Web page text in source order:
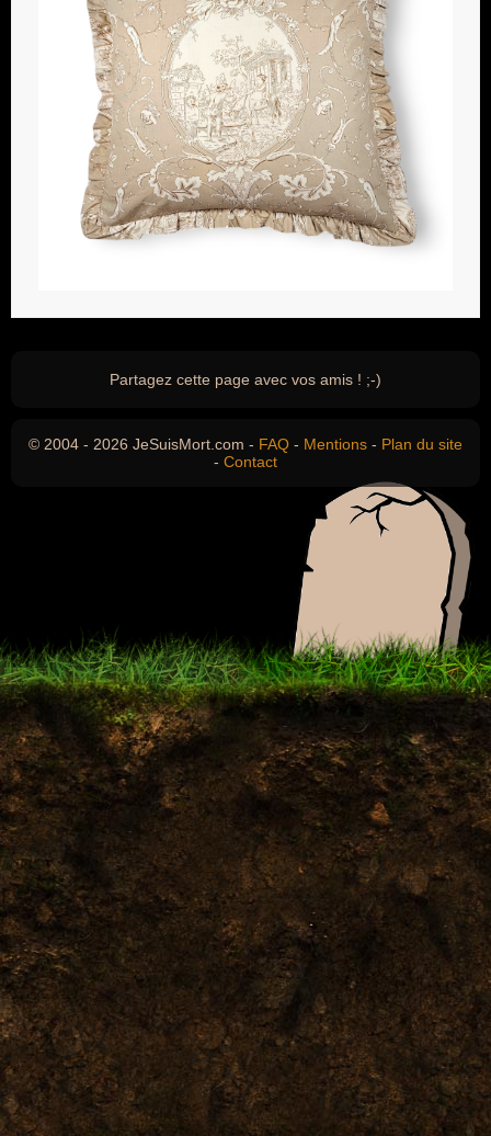
Partagez cette page avec vos amis ! ;-)
© 2004 - 2026 JeSuisMort.com - FAQ - Mentions - Plan du site
- Contact